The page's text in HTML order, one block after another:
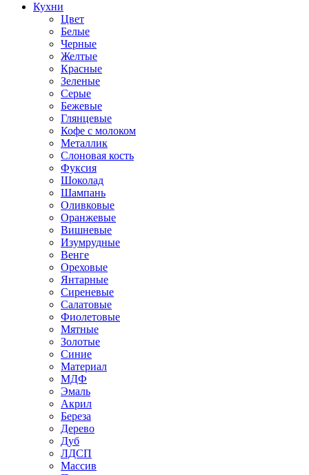
Кухни
Цвет
Белые
Черные
Желтые
Красные
Зеленые
Серые
Бежевые
Глянцевые
Кофе с молоком
Металлик
Слоновая кость
Фуксия
Шоколад
Шампань
Оливковые
Оранжевые
Вишневые
Изумрудные
Венге
Ореховые
Янтарные
Сиреневые
Салатовые
Фиолетовые
Мятные
Золотые
Синие
Материал
МДФ
Эмаль
Акрил
Береза
Дерево
Дуб
ЛДСП
Массив